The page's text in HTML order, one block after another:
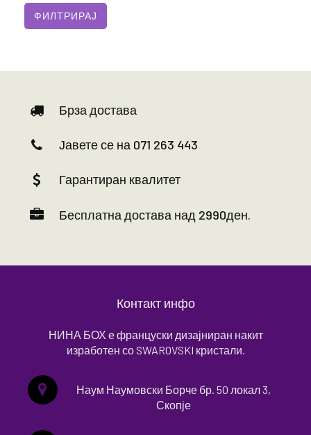
Брза достава
Јавете се на 071 263 443
Гарантиран квалитет
Бесплатна достава над 2990ден.
Контакт инфо
НИНА БОХ е француски дизајниран накит
изработен со SWAROVSKI кристали.
Наум Наумовски Борче бр. 50 локал 3,
Скопје